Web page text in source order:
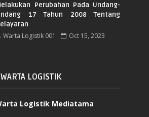
Perubahan Pada Undang-
17 Tahun 2008 Tentang
Warta Logistik 001 Oct 15, 2023
LOGISTIK
Logistik Mediatama